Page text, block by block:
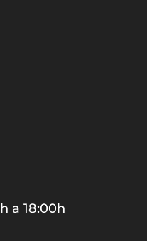
a 18:00h